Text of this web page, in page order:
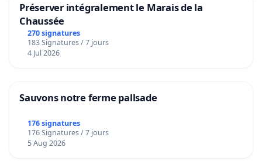
Préserver intégralement le Marais de la
Chaussée
270 signatures
183 Signatures / 7 jours
4 Jul 2026
Sauvons notre ferme pallsade
176 signatures
176 Signatures / 7 jours
5 Aug 2026